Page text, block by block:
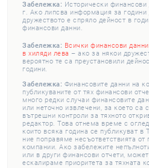
Забележка: Исторически
г. Ако липсва информация за години
дружеството е спряло дейност в
финансови данни.
Забележка: Всички финансови
в хиляди лева – ако за някои
вероятно те са преустановили
години.
Забележка: Финансовите данни на
публикуваните от тях финансови
много редки случаи финансовите
или неточно извлечени, за което са
вътрешни контроли за тяхното
редактор. Това отнема време с
които всяка година се публикуват в
ние поправяме несъответствията
компании. Ако забележите
или в други финансови отчети,
ескалираме приоритета за тяхната